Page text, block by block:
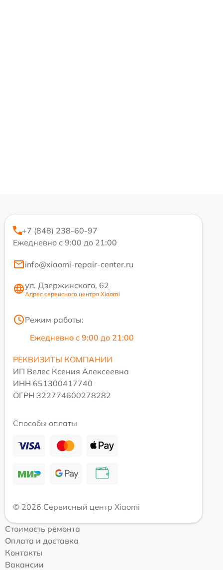
+7 (848) 238-60-97
Ежедневно с 9:00 до 21:00
info@xiaomi-repair-center.ru
ул. Дзержинского, 62
Адрес сервисного центра Xiaomi
Режим работы:
Ежедневно с 9:00 до 21:00
РЕКВИЗИТЫ КОМПАНИИ
ИП Велес Ксения Алексеевна
ИНН 651300417740
ОГРН 322774600278282
Способы оплаты
© 2026 Сервисный центр Xiaomi
Стоимость ремонта
Оплата и доставка
Контакты
Вакансии